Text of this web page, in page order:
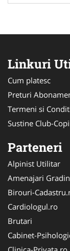
Linkuri
Cum platesc
Preturi
Termeni si
Sustine Club-
Parteneri
Alpinist Utilitar
Amenajari
Birouri-
Cardiologul.ro
Brutari
Cabinet-